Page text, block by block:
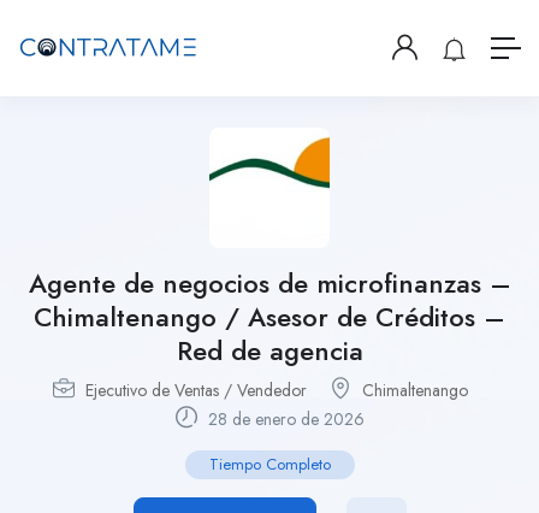
Agente de negocios de microfinanzas –
Chimaltenango / Asesor de Créditos –
Red de agencia
Ejecutivo de Ventas / Vendedor
Chimaltenango
28 de enero de 2026
Tiempo Completo